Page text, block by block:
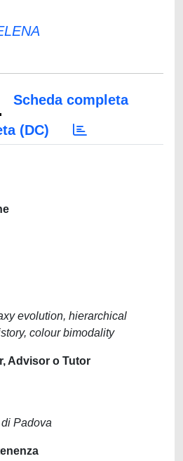
Scheda completa
(DC)
evolution, hierarchical
colour bimodality
Advisor o Tutor
Padova